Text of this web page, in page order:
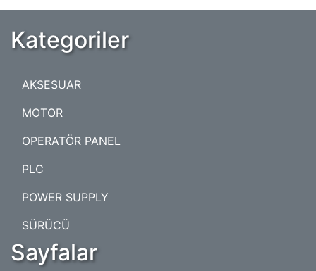
Kategoriler
AKSESUAR
MOTOR
OPERATÖR PANEL
PLC
POWER SUPPLY
SÜRÜCÜ
Sayfalar